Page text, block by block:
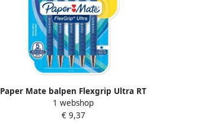
Paper Mate balpen Flexgrip Ultra RT
medium blister van 5 stuks blauw
1 webshop
€ 9,37